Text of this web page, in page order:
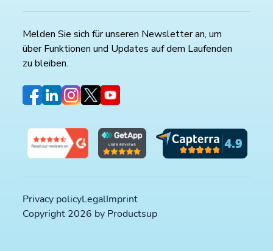
Melden Sie sich für unseren Newsletter an, um
über Funktionen und Updates auf dem Laufenden
zu bleiben.
Privacy policyLegalImprint
Copyright 2026 by Productsup